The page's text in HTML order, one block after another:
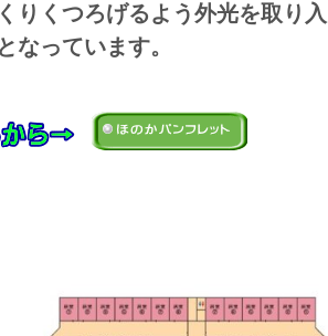
りくつろげるよう外光を取り入
なっています。